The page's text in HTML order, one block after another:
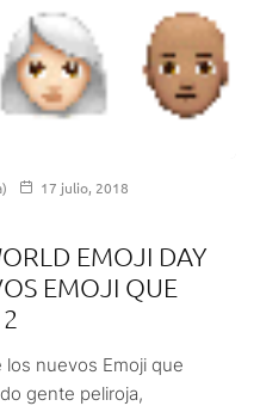
17 julio, 2018
EMOJI DAY
EMOJI QUE
nuevos Emoji que
gente peliroja,